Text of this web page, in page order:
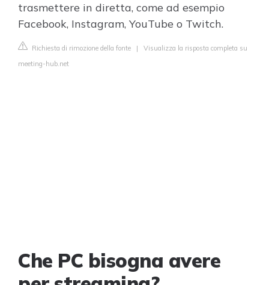
trasmettere in diretta, come ad esempio
Facebook, Instagram, YouTube o Twitch.
Richiesta di rimozione della fonte | Visualizza la risposta completa su
meeting-hub.net
Che PC bisogna avere